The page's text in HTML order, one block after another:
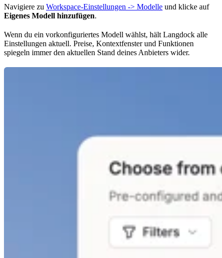
Navigiere zu Workspace-Einstellungen -> Modelle und klicke auf
Eigenes Modell hinzufügen.
Wenn du ein vorkonfiguriertes Modell wählst, hält Langdock alle
Einstellungen aktuell. Preise, Kontextfenster und Funktionen
spiegeln immer den aktuellen Stand deines Anbieters wider.